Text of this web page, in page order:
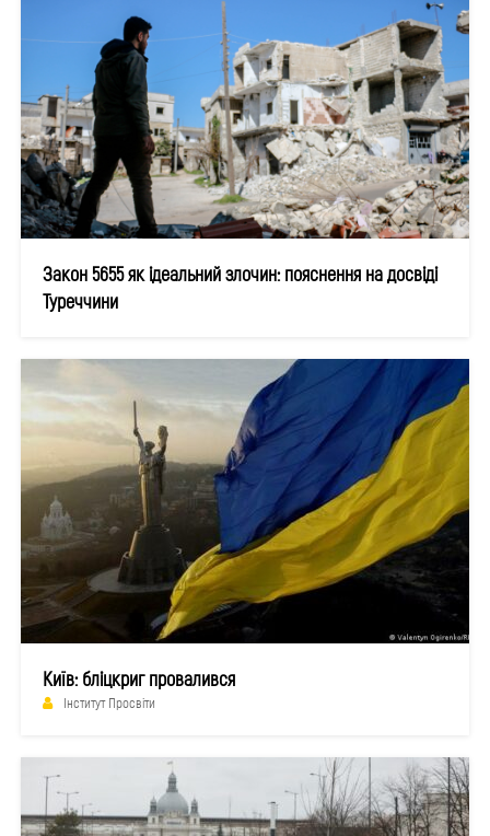
Закон 5655 як ідеальний злочин: пояснення на досвіді
Туреччини
Київ: бліцкриг провалився
Інститут Просвіти